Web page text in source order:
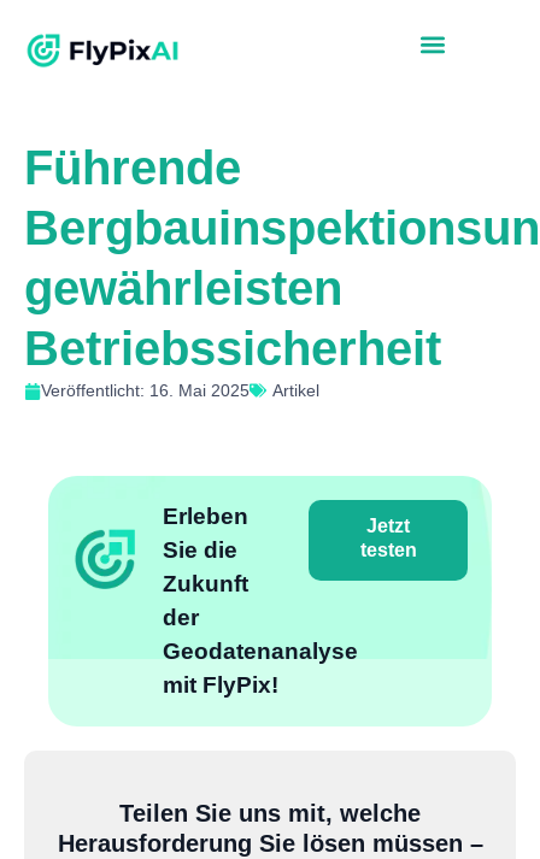
Führende
gewährleisten
Betriebssicherheit
Veröffentlicht: 16. Mai 2025 Artikel
Erleben
Sie die
Zukunft
der
Geodatenanalyse
mit FlyPix!
Jetzt
testen
Teilen Sie uns mit, welche
Herausforderung Sie lösen müssen –